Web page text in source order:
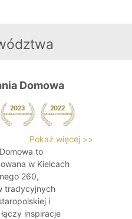
Domowa
Pokaż więcej >>
to
w Kielcach
260,
tradycyjnych
i
inspiracje